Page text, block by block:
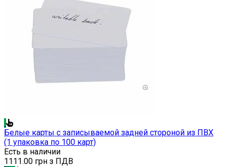
Белые карты с записываемой задней стороной из ПВХ
(1 упаковка по 100 карт)
Есть в наличии
1111.00 грн з ПДВ